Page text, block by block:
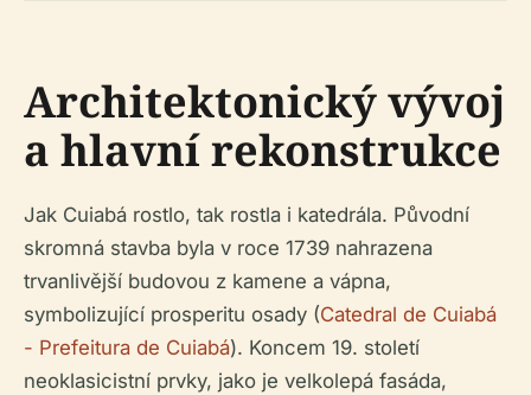
Architektonický vývoj
a hlavní rekonstrukce
Jak Cuiabá rostlo, tak rostla i katedrála. Původní
skromná stavba byla v roce 1739 nahrazena
trvanlivější budovou z kamene a vápna,
symbolizující prosperitu osady (Catedral de Cuiabá
- Prefeitura de Cuiabá). Koncem 19. století
neoklasicistní prvky, jako je velkolepá fasáda,